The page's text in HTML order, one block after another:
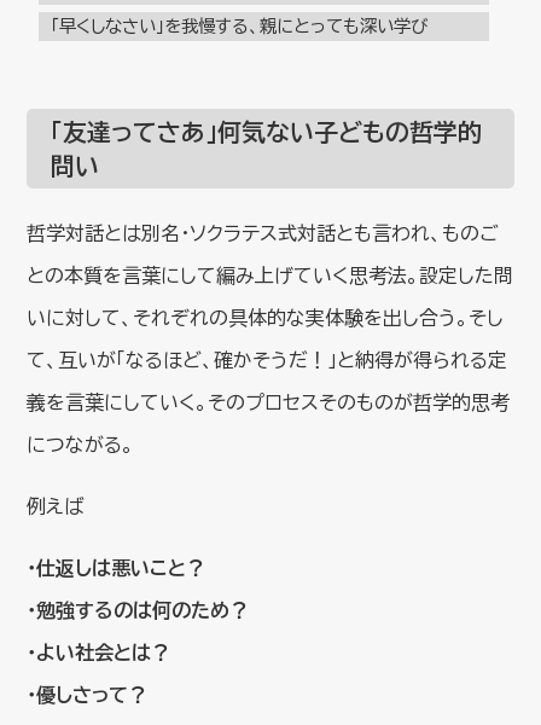
「早くしなさい」を我慢する、親にとっても深い学び
「友達ってさあ」何気ない子どもの哲学的
問い
哲学対話とは別名・ソクラテス式対話とも言われ、ものご
との本質を言葉にして編み上げていく思考法。設定した問
いに対して、それぞれの具体的な実体験を出し合う。そし
て、互いが「なるほど、確かそうだ！」と納得が得られる定
義を言葉にしていく。そのプロセスそのものが哲学的思考
につながる。
例えば
・仕返しは悪いこと？
・勉強するのは何のため？
・よい社会とは？
・優しさって？